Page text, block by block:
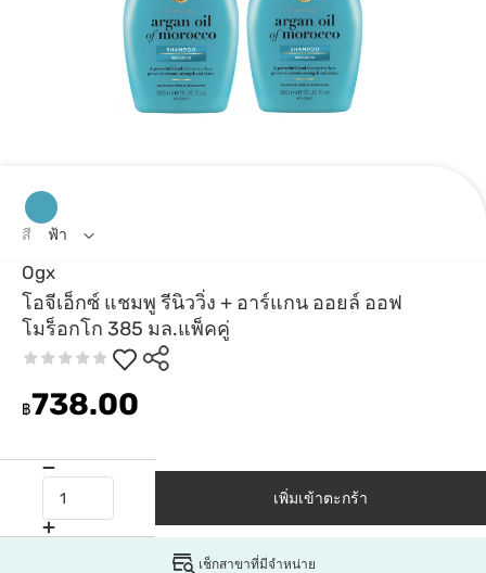
Ogx
โอจีเอ็กซ์ แชมพู รีนิววิ่ง + อาร์แกน ออยล์ ออฟ
โมร็อกโก 385 มล.แพ็คคู่
฿738.00
สี ฟ้า
เพิ่มเข้าตะกร้า
เช็กสาขาที่มีจำหน่าย